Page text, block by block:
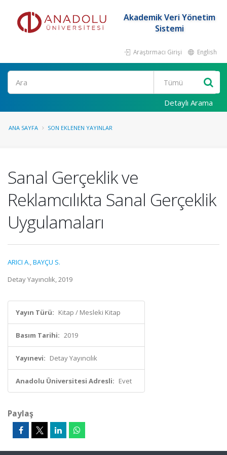
Akademik Veri Yönetim
Sistemi
Araştırmacı Girişi English
Ara
Detaylı Arama
ANA SAYFA SON EKLENEN YAYINLAR
Sanal Gerçeklik ve
Reklamcılıkta Sanal Gerçeklik
Uygulamaları
ARICI A.,BAYÇU S.
Detay Yayıncılık, 2019
Yayın Türü: Kitap / Mesleki Kitap
Basım Tarihi: 2019
Yayınevi: Detay Yayıncılık
Anadolu Üniversitesi Adresli: Evet
Paylaş